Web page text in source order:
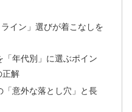
イン」選びが着こなしを
年代別」に選ぶポイン
正解
「意外な落とし穴」と長